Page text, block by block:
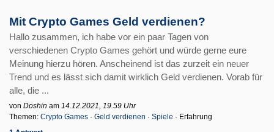
Mit Crypto Games Geld verdienen?
Hallo zusammen, ich habe vor ein paar Tagen von
verschiedenen Crypto Games gehört und würde gerne eure
Meinung hierzu hören. Anscheinend ist das zurzeit ein neuer
Trend und es lässt sich damit wirklich Geld verdienen. Vorab für
alle, die ...
von Doshin am 14.12.2021, 19.59 Uhr
Themen: Crypto Games · Geld verdienen · Spiele · Erfahrung